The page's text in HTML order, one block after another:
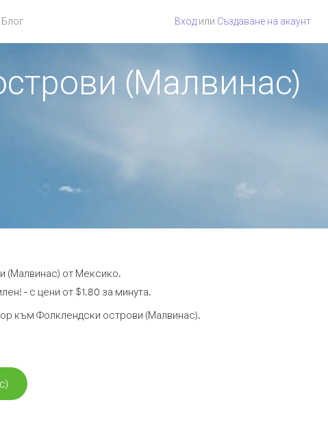
Блог Вход или Създаване на акаунт
(Малвинас)
(Малвинас) от Мексико.
- с цени от $1.80 за минута.
към Фолклендски острови (Малвинас).